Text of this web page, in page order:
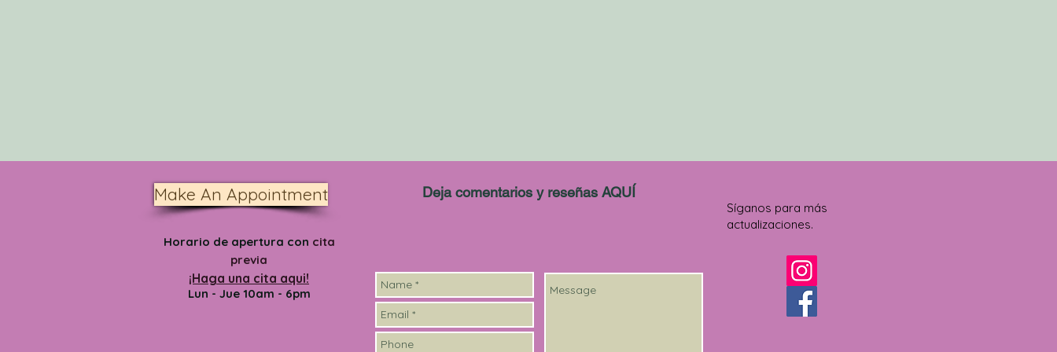
Síganos para más
actualizaciones.
Deja comentarios y reseñas AQUÍ
Horario de apertura con cita
previa
¡Haga una cita aqui!
Lun - Jue 10am - 6pm
Make An Appointment